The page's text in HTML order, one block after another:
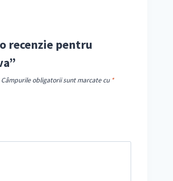
recenzie pentru
Câmpurile obligatorii sunt marcate cu *